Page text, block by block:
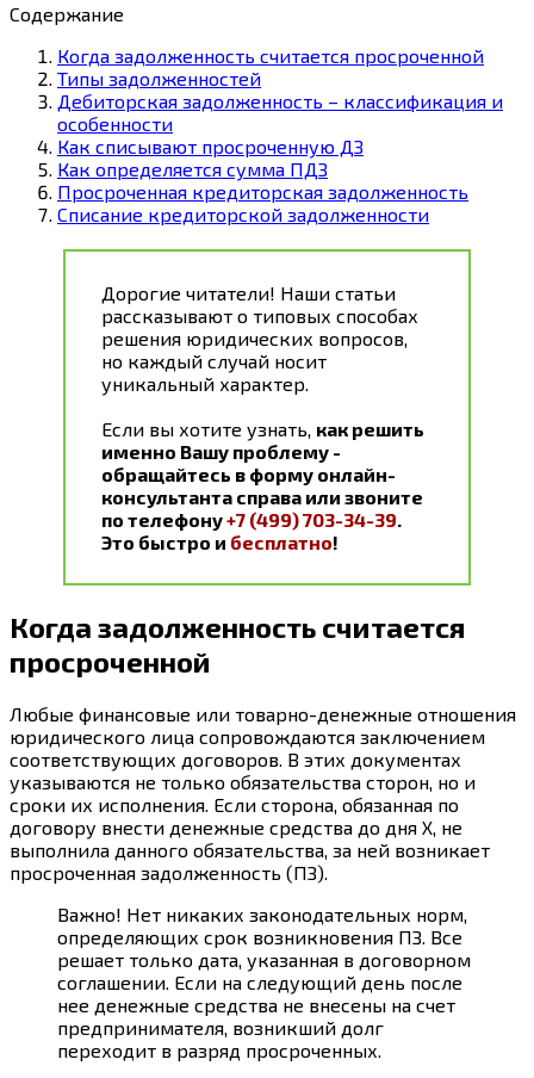
Содержание
Когда задолженность считается просроченной
Типы задолженностей
Дебиторская задолженность – классификация и
особенности
Как списывают просроченную ДЗ
Как определяется сумма ПДЗ
Просроченная кредиторская задолженность
Списание кредиторской задолженности
Дорогие читатели! Наши статьи
рассказывают о типовых способах
решения юридических вопросов,
но каждый случай носит
уникальный характер.
Если вы хотите узнать, как решить
именно Вашу проблему -
обращайтесь в форму онлайн-
консультанта справа или звоните
по телефону+7 (499) 703-34-39.
Это быстро и бесплатно!
Когда задолженность считается
просроченной
Любые финансовые или товарно-денежные отношения
юридического лица сопровождаются заключением
соответствующих договоров. В этих документах
указываются не только обязательства сторон, но и
сроки их исполнения. Если сторона, обязанная по
договору внести денежные средства до дня Х, не
выполнила данного обязательства, за ней возникает
просроченная задолженность (ПЗ).
Важно! Нет никаких законодательных норм,
определяющих срок возникновения ПЗ. Все
решает только дата, указанная в договорном
соглашении. Если на следующий день после
нее денежные средства не внесены на счет
предпринимателя, возникший долг
переходит в разряд просроченных.